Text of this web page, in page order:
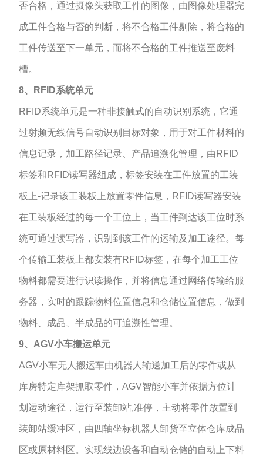
否合格，通过摄像头获取工件的图像，由图像处理器完
成工件合格与否的判断，将不合格工件剔除，将合格的
工件传送至下一单元，而将不合格的工件推送至废料
槽。
8、RFID系统单元
RFID系统单元是一种非接触式的自动识别系统，它通
过射频无线信号自动识别目标对象，用于对工件材料的
信息记录，加工路径记录、产品追溯化管理，由RFID
标签和RFID读写器组成，标签安装在工件放置的工装
板上-记录该工装板上放置零件信息，RFID读写器安装
在工装板经过的每一个工位上，当工件到达该工位时系
统可通过读写器，识别到该工件的运输及加工途径。每
个传输工装板上都安装有RFID标签，在每个加工工位
物料都需要进行识读操作，并将信息通过网络传输给服
务器，实时的跟踪物料位置信息和仓储位置信息，做到
物料、成品、半成品的可追溯性管理。
9、AGV小车搬运单元
AGV小车无人搬运车由机器人输送加工后的零件或从
库房特定库架抓取零件，AGV智能小车并依据方位计
划运动途径，运行至装卸站,准停，主动将零件放置到
装卸站缓冲区，由四轴坐标机器人卸货至立体仓库成品
区或原材料区。实现线边设备和自动仓储的自动上下料